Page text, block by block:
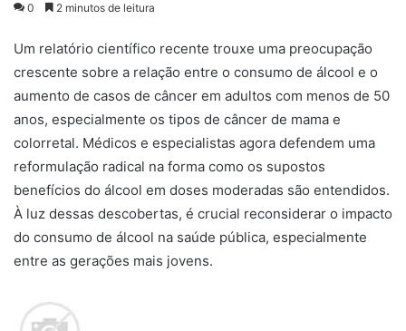
0 2 minutos de leitura
Um relatório científico recente trouxe uma preocupação
crescente sobre a relação entre o consumo de álcool e o
aumento de casos de câncer em adultos com menos de 50
anos, especialmente os tipos de câncer de mama e
colorretal. Médicos e especialistas agora defendem uma
reformulação radical na forma como os supostos
benefícios do álcool em doses moderadas são entendidos.
À luz dessas descobertas, é crucial reconsiderar o impacto
do consumo de álcool na saúde pública, especialmente
entre as gerações mais jovens.